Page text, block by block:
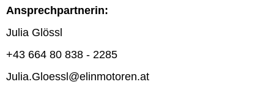
Ansprechpartnerin:
Julia Glössl
+43 664 80 838 - 2285
Julia.Gloessl@elinmotoren.at